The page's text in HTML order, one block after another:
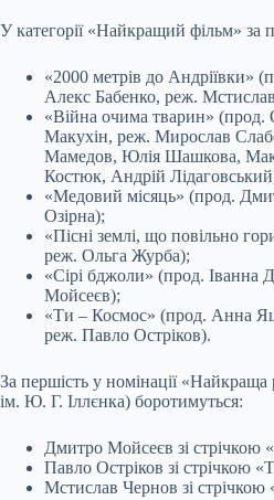
У категорії «Найкращий фільм» за
«2000 метрів до Андріївки»
Алекс Бабенко, реж.
«Війна очима тварин» (прод.
Макухін, реж. Мирослав
Мамедов, Юлія Шашкова,
Костюк, Андрій
«Медовий місяць» (прод.
Озірна);
«Пісні землі, що повільно
реж. Ольга Журба);
«Сірі бджоли» (прод.
Мойсеєв);
«Ти – Космос» (прод. Анна
реж. Павло Остріков).
За першість у номінації
ім. Ю. Г. Іллєнка) боротимуться:
Дмитро Мойсеєв зі стрічкою
Павло Остріков зі стрічкою
Мстислав Чернов зі стрічкою